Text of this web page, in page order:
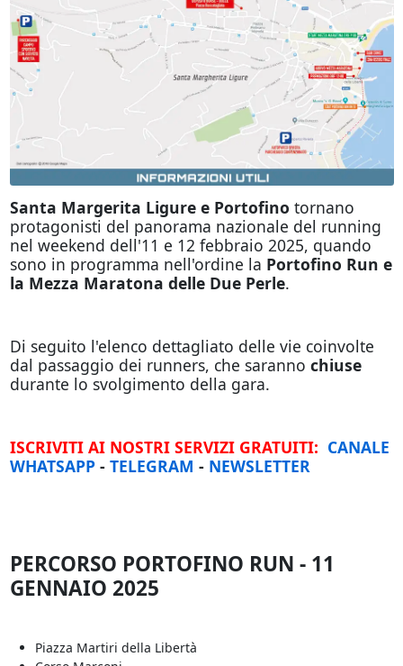
Santa Margerita Ligure e Portofino tornano
protagonisti del panorama nazionale del running
nel weekend dell'11 e 12 febbraio 2025, quando
sono in programma nell'ordine la Portofino Run e
la Mezza Maratona delle Due Perle.
Di seguito l'elenco dettagliato delle vie coinvolte
dal passaggio dei runners, che saranno chiuse
durante lo svolgimento della gara.
ISCRIVITI AI NOSTRI SERVIZI GRATUITI: CANALE
WHATSAPP- TELEGRAM - NEWSLETTER
PERCORSO PORTOFINO RUN - 11
GENNAIO 2025
Piazza Martiri della Libertà